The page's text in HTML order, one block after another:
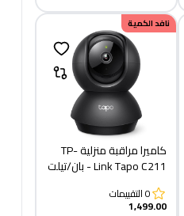
نافد الكمية
كاميرا مراقبة منزلية TP-
Link Tapo C211 - بان/تيلت
0التقييمات
1,499.00